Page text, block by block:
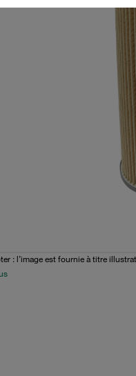
: l’image est fournie à titre